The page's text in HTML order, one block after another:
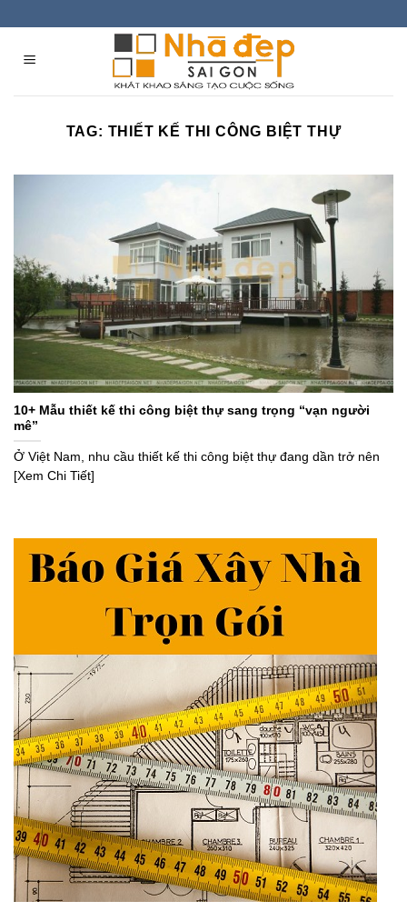
content
TAG: THIẾT KẾ THI CÔNG BIỆT THỰ
10+ Mẫu thiết kế thi công biệt thự sang trọng “vạn người
mê”
Ở Việt Nam, nhu cầu thiết kế thi công biệt thự đang dần trở nên
[Xem Chi Tiết]